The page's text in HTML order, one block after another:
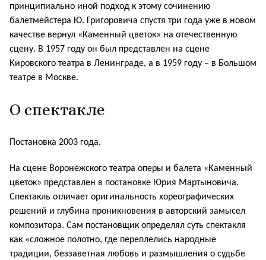
принципиально иной подход к этому сочинению
балетмейстера Ю. Григоровича спустя три года уже в новом
качестве вернул «Каменный цветок» на отечественную
сцену. В 1957 году он был представлен на сцене
Кировского театра в Ленинграде, а в 1959 году – в Большом
театре в Москве.
О спектакле
Постановка 2003 года.
На сцене Воронежского театра оперы и балета «Каменный
цветок» представлен в постановке Юрия Мартыновича.
Спектакль отличает оригинальность хореографических
решений и глубина проникновения в авторский замысел
композитора. Сам постановщик определял суть спектакля
как «сложное полотно, где переплелись народные
традиции, беззаветная любовь и размышления о судьбе